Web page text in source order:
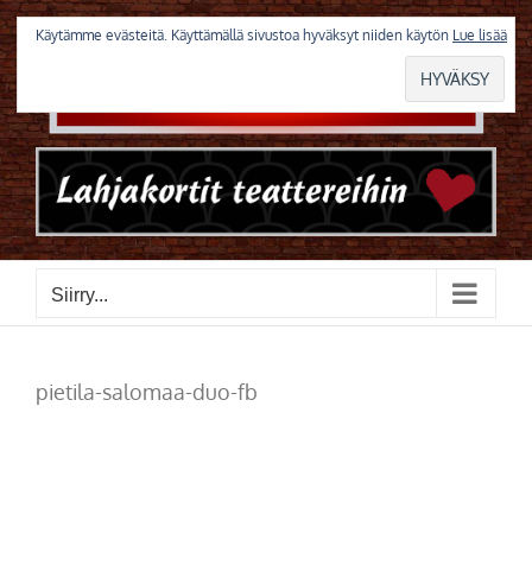
Skip
to
content
Siirry...
pietila-salomaa-duo-fb
Käytämme evästeitä. Käyttämällä sivustoa hyväksyt niiden käytön Lue lisää